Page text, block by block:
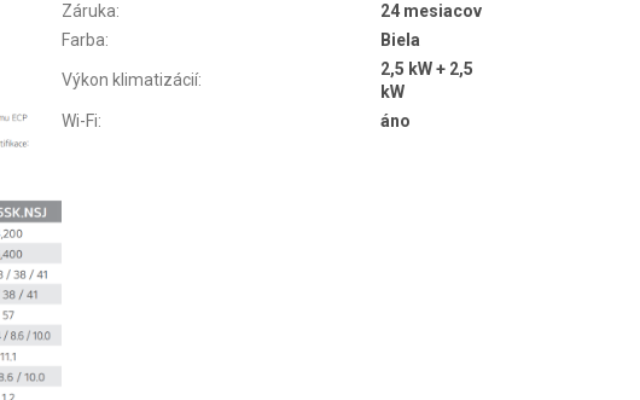
Záruka:
24 mesiacov
Farba: Biela
Výkon klimatizácií:
2,5 kW + 2,5
kW
Wi-Fi: áno